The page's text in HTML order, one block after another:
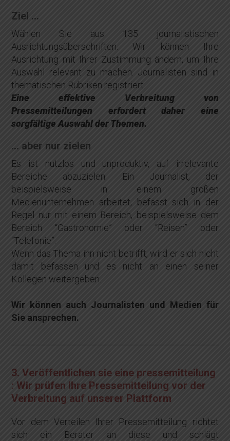
Ziel …
Wählen Sie aus 135 journalistischen
Ausrichtungsüberschriften. Wir können Ihre
Ausrichtung mit Ihrer Zustimmung ändern, um Ihre
Auswahl relevant zu machen. Journalisten sind in
thematischen Rubriken registriert.
Eine effektive Verbreitung von
Pressemitteilungen erfordert daher eine
sorgfältige Auswahl der Themen.
… aber nur zielen
Es ist nutzlos und unproduktiv, auf irrelevante
Bereiche abzuzielen. Ein Journalist, der
beispielsweise in einem großen
Medienunternehmen arbeitet, befasst sich in der
Regel nur mit einem Bereich, beispielsweise dem
Bereich “Gastronomie” oder “Reisen” oder
“Telefonie”.
Wenn das Thema ihn nicht betrifft, wird er sich nicht
damit befassen und es nicht an einen seiner
Kollegen weitergeben.
Wir können auch Journalisten und Medien für
Sie ansprechen.
3. Veröffentlichen sie eine pressemitteilung
: Wir prüfen Ihre Pressemitteilung vor der
Verbreitung auf unserer Plattform
Vor dem Verteilen Ihrer Pressemitteilung richtet
sich ein Berater an diese und schlägt